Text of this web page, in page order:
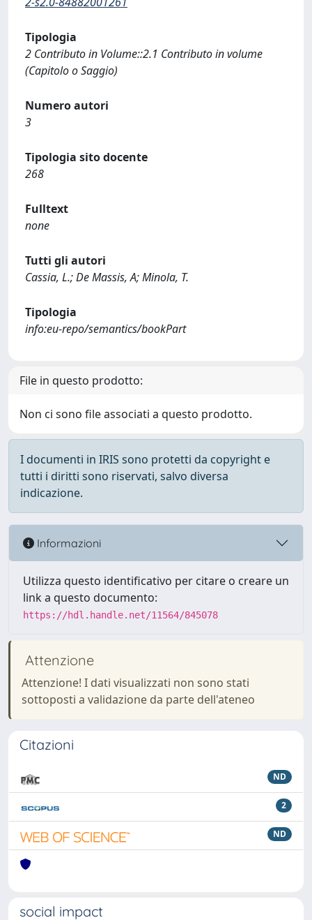
Tipologia
2 Contributo in Volume::2.1 Contributo in volume
(Capitolo o Saggio)
Numero autori
3
Tipologia sito docente
268
Fulltext
none
Tutti gli autori
Cassia, L.; De Massis, A; Minola, T.
Tipologia
info:eu-repo/semantics/bookPart
File in questo prodotto:
Non ci sono file associati a questo prodotto.
I documenti in IRIS sono protetti da copyright e
tutti i diritti sono riservati, salvo diversa
indicazione.
Informazioni
Utilizza questo identificativo per citare o creare un
link a questo documento:
https://hdl.handle.net/11564/845078
Attenzione
Attenzione! I dati visualizzati non sono stati
sottoposti a validazione da parte dell'ateneo
Citazioni
ND
2
ND
social impact